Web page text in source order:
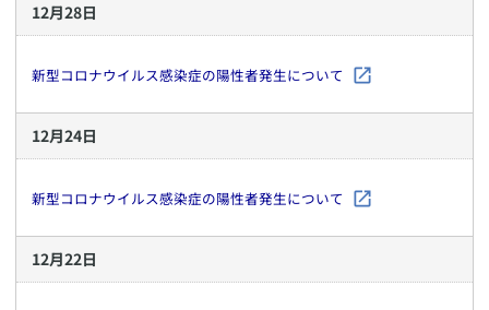
12月28日
新型コロナウイルス感染症の陽性者発生について
12月24日
新型コロナウイルス感染症の陽性者発生について
12月22日